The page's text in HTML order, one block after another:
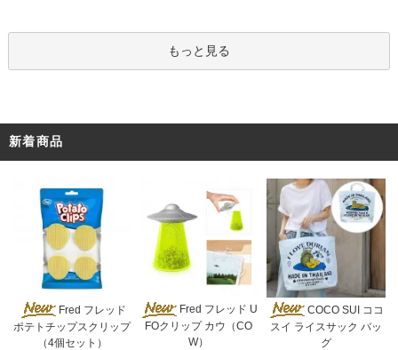
もっと見る
新着商品
Fred フレッド
ポテトチップスクリップ
（4個セット）
Fred フレッド U
FOクリップ カウ（CO
W）
COCO SUI ココ
スイ ライスサック バッ
グ